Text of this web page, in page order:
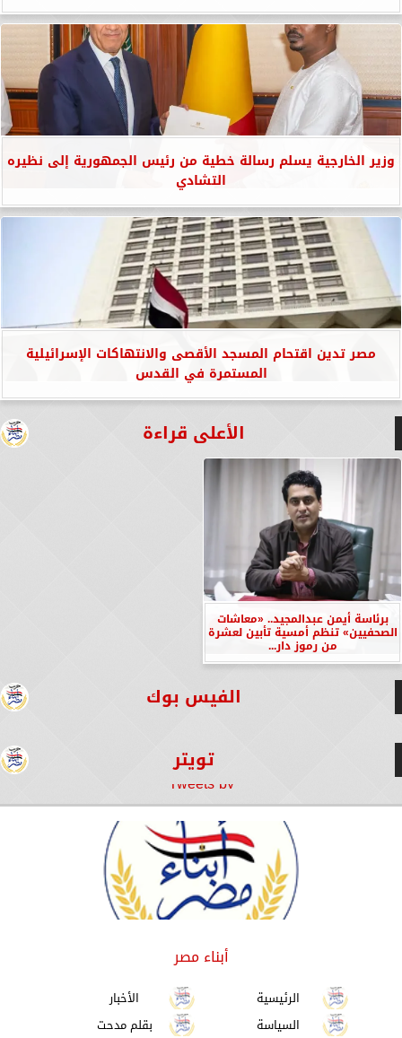
وزير الخارجية يسلم رسالة خطية من رئيس الجمهورية إلى نظيره
التشادي
مصر تدين اقتحام المسجد الأقصى والانتهاكات الإسرائيلية
المستمرة في القدس
الأعلى قراءة
برئاسة أيمن عبدالمجيد.. «معاشات
الصحفيين» تنظم أمسية تأبين لعشرة
من رموز دار...
الفيس بوك
تويتر
Tweets by
أبناء مصر
الرئيسية
الأخبار
السياسة
بقلم مدحت